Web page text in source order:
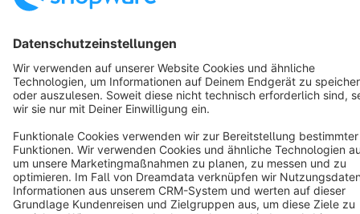
Copyright © shopware AG - All rights reserved
Notice: * All prices are quoted net of the statutory value-added tax